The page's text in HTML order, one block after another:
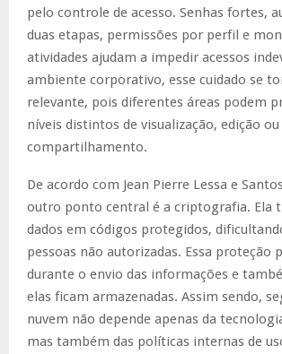
pelo controle de acesso. Senhas fortes,
duas etapas, permissões por perfil e
atividades ajudam a impedir acessos
ambiente corporativo, esse cuidado se
relevante, pois diferentes áreas podem
níveis distintos de visualização, edição ou
compartilhamento.
De acordo com Jean Pierre Lessa e
outro ponto central é a criptografia. Ela
dados em códigos protegidos,
pessoas não autorizadas. Essa proteção
durante o envio das informações e
elas ficam armazenadas. Assim sendo,
nuvem não depende apenas da
mas também das políticas internas de